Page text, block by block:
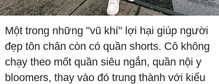
Một trong những "vũ khí" lợi hại giúp người
đẹp tôn chân còn có quần shorts. Cô không
chạy theo mốt quần siêu ngắn, quần nội y
bloomers, thay vào đó trung thành với kiểu